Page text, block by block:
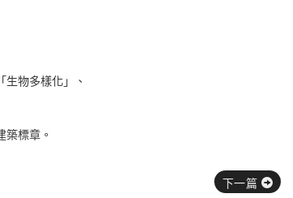
物多樣化」、
標章。
下一篇